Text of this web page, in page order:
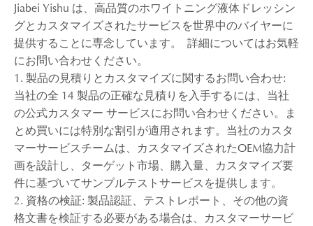
Jiabei Yishu は、高品質のホワイトニング液体ドレッシン
グとカスタマイズされたサービスを世界中のバイヤーに
提供することに専念しています。 詳細についてはお気軽
にお問い合わせください。
1. 製品の見積りとカスタマイズに関するお問い合わせ:
当社の全 14 製品の正確な見積りを入手するには、当社
の公式カスタマー サービスにお問い合わせください。ま
とめ買いには特別な割引が適用されます。当社のカスタ
マーサービスチームは、カスタマイズされたOEM協力計
画を設計し、ターゲット市場、購入量、カスタマイズ要
件に基づいてサンプルテストサービスを提供します。
2. 資格の検証: 製品認証、テストレポート、その他の資
格文書を検証する必要がある場合は、カスタマーサービ